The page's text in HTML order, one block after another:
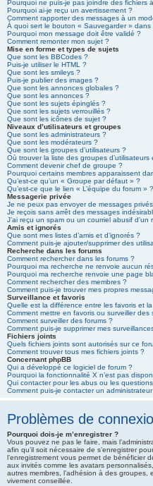
Pourquoi ne puis-je pas joindre des fichiers
Pourquoi ai-je reçu un avertissement ?
Comment rapporter des messages à un
À quoi sert le bouton « Sauvegarder »
Pourquoi mon message doit être validé ?
Comment remonter mon sujet ?
Mise en forme et types de sujets
Que sont les BBCodes ?
Puis-je utiliser le HTML ?
Que sont les smileys ?
Puis-je publier des images ?
Que sont les annonces globales ?
Que sont les annonces ?
Que sont les sujets épinglés ?
Que sont les sujets verrouillés ?
Que sont les icônes de sujet ?
Niveaux d’utilisateurs et groupes
Que sont les administrateurs ?
Que sont les modérateurs ?
Que sont les groupes d’utilisateurs ?
Où trouver la liste des groupes
Comment devenir chef de groupe ?
Pourquoi certains membres apparaissent
Qu’est-ce qu’un « Groupe par défaut » ?
Qu’est-ce que le lien « L’équipe du forum » ?
Messagerie privée
Je ne peux pas envoyer de messages
Je reçois sans arrêt des messages
J’ai reçu un spam ou un courriel abusif d’un
Amis et ignorés
Que sont mes listes d’amis et d’ignorés ?
Comment puis-je ajouter/supprimer des
Recherche dans les forums
Comment rechercher dans les forums ?
Pourquoi ma recherche ne renvoie aucun
Pourquoi ma recherche renvoie une page
Comment rechercher des membres ?
Comment puis-je trouver mes propres
Surveillance et favoris
Quelle est la différence entre les favoris et
Comment mettre en favoris ou surveiller des
Comment surveiller des forums ?
Comment puis-je supprimer mes
Fichiers joints
Quels fichiers joints sont autorisés sur ce
Comment trouver tous mes fichiers joints ?
Concernant phpBB
Qui a développé ce logiciel de forum ?
Pourquoi la fonctionnalité X n’est pas
Qui contacter pour les abus ou les
Comment puis-je contacter un
Problèmes de
Pourquoi dois-je m’enregistrer ?
Vous pouvez ne pas le faire, mais
afin qu’il soit nécessaire de s’enregistrer
l’enregistrement vous permet de bénéficier
aux invités comme les avatars
autres membres, l’adhésion à des groupes,
vivement conseillée.